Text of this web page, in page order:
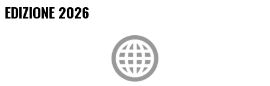
EDIZIONE 2026